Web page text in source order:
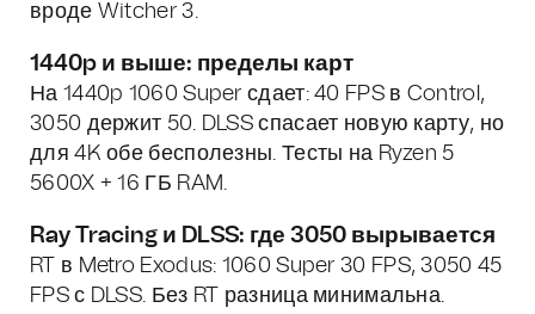
вроде Witcher 3.
1440p и выше: пределы карт
На 1440p 1060 Super сдает: 40 FPS в Control,
3050 держит 50. DLSS спасает новую карту, но
для 4K обе бесполезны. Тесты на Ryzen 5
5600X + 16 ГБ RAM.
Ray Tracing и DLSS: где 3050 вырывается
RT в Metro Exodus: 1060 Super 30 FPS, 3050 45
FPS с DLSS. Без RT разница минимальна.